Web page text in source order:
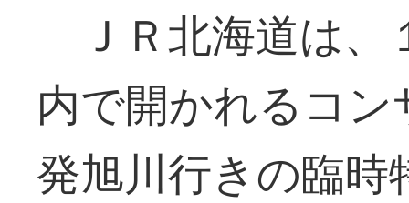
ＪＲ北海道は、
内で開かれるコ
発旭川行きの臨